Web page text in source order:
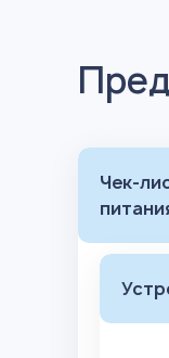
Чек-